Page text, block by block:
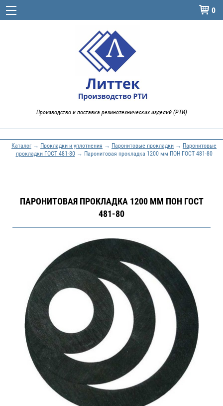
 0
Производство и поставка резинотехнических изделий (РТИ)
Каталог→ Прокладки и уплотнения → Паронитовые прокладки → Паронитовые
прокладки ГОСТ 481-80→ Паронитовая прокладка 1200 мм ПОН ГОСТ 481-80
ПАРОНИТОВАЯ ПРОКЛАДКА 1200 ММ ПОН ГОСТ
481-80